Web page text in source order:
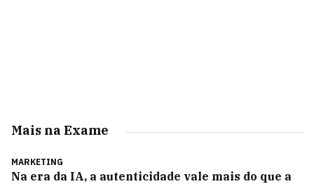
Mais na Exame
MARKETING
Na era da IA, a autenticidade vale mais do que a